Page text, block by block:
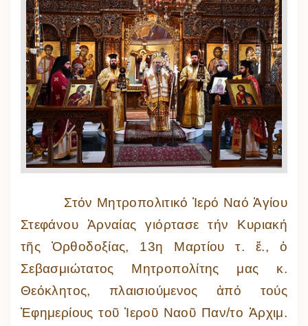
Στόν Μητροπολιτικό Ἱερό Ναό Ἁγίου
Στεφάνου Ἀρναίας γιόρτασε τήν Κυριακή
τῆς Ὀρθοδοξίας, 13η Μαρτίου τ. ἔ., ὁ
Σεβασμιώτατος Μητροπολίτης μας κ.
Θεόκλητος, πλαισιούμενος ἀπό τούς
Ἐφημερίους τοῦ Ἱεροῦ Ναοῦ Παν/το Ἀρχιμ.